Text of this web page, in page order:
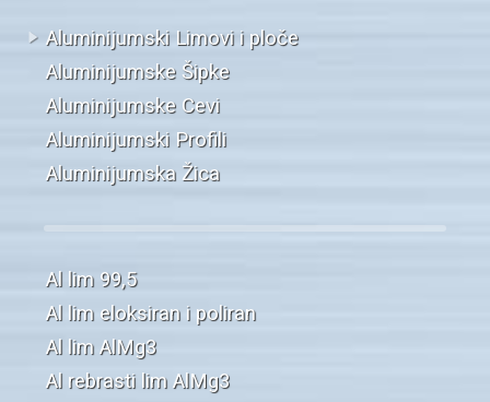
Aluminijumski Limovi i ploče
Aluminijumske Šipke
Aluminijumske Cevi
Aluminijumski Profili
Aluminijumska Žica
Al lim 99,5
Al lim eloksiran i poliran
Al lim AlMg3
Al rebrasti lim AlMg3